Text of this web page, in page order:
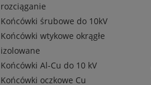
rozciąganie
Końcówki śrubowe do 10kV
Końcówki wtykowe okrągłe
izolowane
Końcówki Al-Cu do 10 kV
Końcówki oczkowe Cu